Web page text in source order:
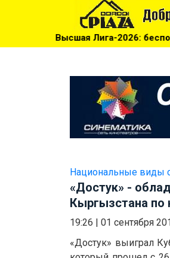
2026: беспощадный «Дордой»,
Национальные виды
«Достук» -
Кыргызстана по
19:26
01 сентября
«Достук» выиграл